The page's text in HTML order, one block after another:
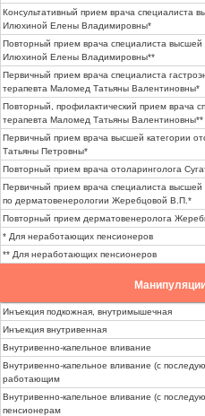
Консультативный прием врача специалиста
Илюхиной Елены Владимировны*
Повторный прием врача специалиста высшей
Илюхиной Елены Владимировны**
Первичный прием врача специалиста
терапевта Маломед Татьяны Валентиновны*
Повторный, профилактический прием врача
терапевта Маломед Татьяны Валентиновны**
Первичный прием врача высшей категории
Татьяны Петровны*
Повторный прием врача отоларинголога
Первичный прием врача специалиста высшей
по дерматовенерологии Жеребцовой В.П.*
Повторный прием дерматовенеролога
* Для неработающих пенсионеров
** Для неработающих пенсионеров
Инъекция подкожная, внутримышечная
Инъекция внутривенная
Внутривенно-капельное вливание
Внутривенно-капельное вливание (с
работающим
Внутривенно-капельное вливание (с
пенсионерам